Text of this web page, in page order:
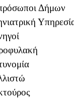
Δήμων